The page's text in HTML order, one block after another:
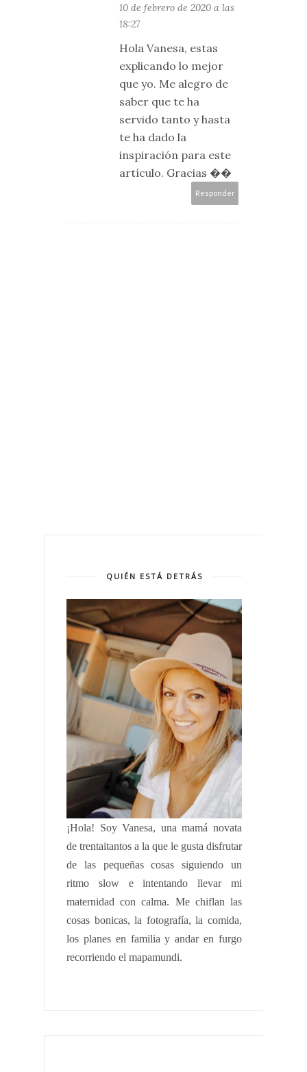
10 de febrero de 2020 a las
18:27
Hola Vanesa, estas
explicando lo mejor
que yo. Me alegro de
saber que te ha
servido tanto y hasta
te ha dado la
inspiración para este
artículo. Gracias ��
Responder
QUIÉN ESTÁ DETRÁS
¡Hola! Soy Vanesa, una mamá novata
de trentaitantos a la que le gusta disfrutar
de las pequeñas cosas siguiendo un
ritmo slow e intentando llevar mi
maternidad con calma. Me chiflan las
cosas bonicas, la fotografía, la comida,
los planes en familia y andar en furgo
recorriendo el mapamundi.